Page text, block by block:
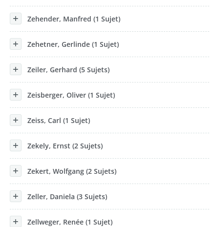
Zehender, Manfred (1 Sujet)
Zehetner, Gerlinde (1 Sujet)
Zeiler, Gerhard (5 Sujets)
Zeisberger, Oliver (1 Sujet)
Zeiss, Carl (1 Sujet)
Zekely, Ernst (2 Sujets)
Zekert, Wolfgang (2 Sujets)
Zeller, Daniela (3 Sujets)
Zellweger, Renée (1 Sujet)